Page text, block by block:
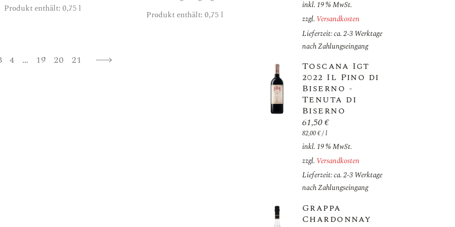
Produkt enthält: 0,75 l
Produkt enthält: 0,75 l
4 … 19 20 21
inkl. 19 % MwSt.
zzgl. Versandkosten
Lieferzeit: ca. 2-3 Werktage
nach Zahlungseingang
Toscana Igt
2022 Il Pino di
Biserno -
Tenuta di
Biserno
61,50€
82,00€/l
inkl. 19 % MwSt.
zzgl. Versandkosten
Lieferzeit: ca. 2-3 Werktage
nach Zahlungseingang
Grappa
Chardonnay